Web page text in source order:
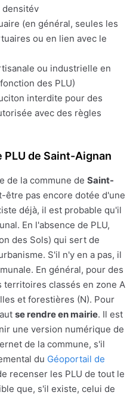
densitév
(en général, seules les
ou en lien avec le
ou industrielle en
des PLU)
interdite pour des
avec des règles
de Saint-Aignan
de la commune de Saint-
être pas encore dotée d'une
déjà, il est probable qu'il
En l'absence de PLU,
des Sols) qui sert de
S'il n'y en a pas, il
En général, pour des
territoires classés en zone A
et forestières (N). Pour
se rendre en mairie. Il est
une version numérique de
de la commune, s'il
du Géoportail de
recenser les PLU de tout le
que, s'il existe, celui de